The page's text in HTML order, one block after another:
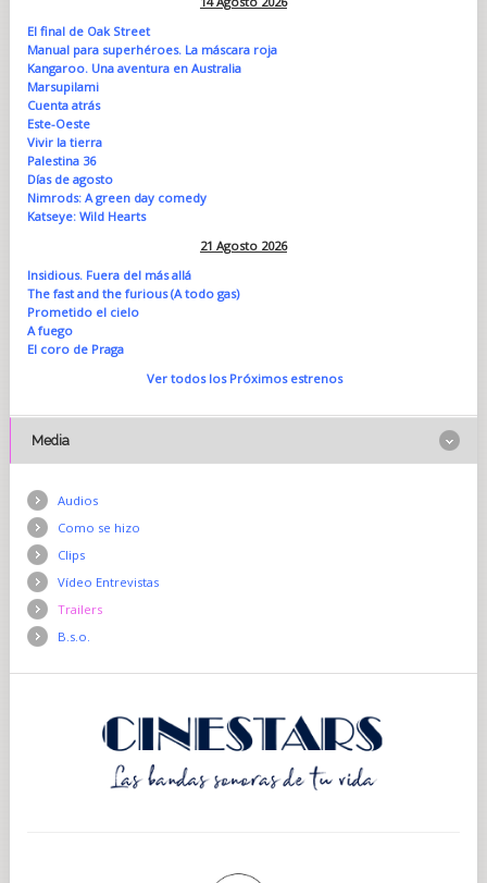
El final de Oak Street
Manual para superhéroes. La máscara roja
Kangaroo. Una aventura en Australia
Marsupilami
Cuenta atrás
Este-Oeste
Vivir la tierra
Palestina 36
Días de agosto
Nimrods: A green day comedy
Katseye: Wild Hearts
21 Agosto 2026
Insidious. Fuera del más allá
The fast and the furious (A todo gas)
Prometido el cielo
A fuego
El coro de Praga
Ver todos los Próximos estrenos
Media
Audios
Como se hizo
Clips
Vídeo Entrevistas
Trailers
B.s.o.